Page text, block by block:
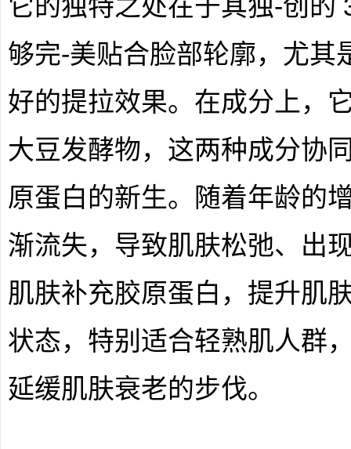
它的独特之处在于其独-创的
够完-美贴合脸部轮廓，尤其
好的提拉效果。在成分上，
大豆发酵物，这两种成分协
原蛋白的新生。随着年龄的
渐流失，导致肌肤松弛、出
肌肤补充胶原蛋白，提升肌
状态，特别适合轻熟肌人群
延缓肌肤衰老的步伐。